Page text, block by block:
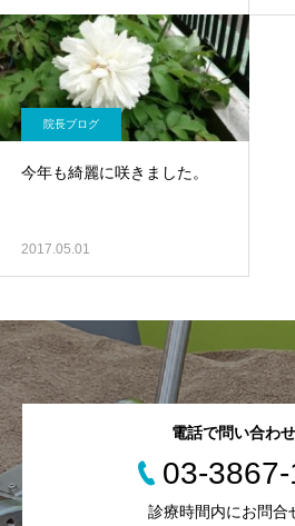
院長ブログ
今年も綺麗に咲きました。
2017.05.01
電話で問い合わ
03-
診療時間内にお問合